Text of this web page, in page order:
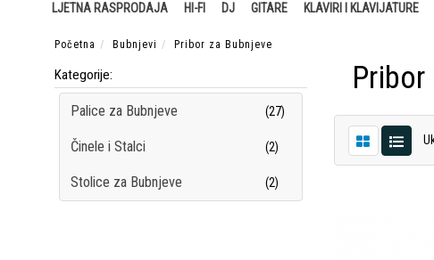
LJETNA RASPRODAJA HI-FI DJ GITARE KLAVIRI I KLAVIJATURE
Početna Bubnjevi Pribor za Bubnjeve
Kategorije:
Palice za Bubnjeve (27)
Činele i Stalci (2)
Stolice za Bubnjeve (2)
Pribor